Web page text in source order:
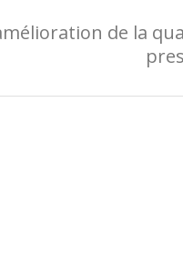
de la